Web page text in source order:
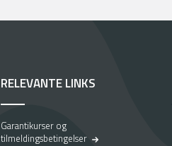
RELEVANTE LINKS
Garantikurser og
tilmeldingsbetingelser